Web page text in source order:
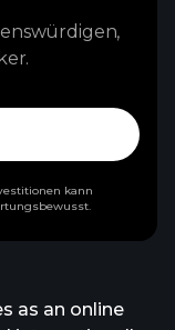
as an online
kann